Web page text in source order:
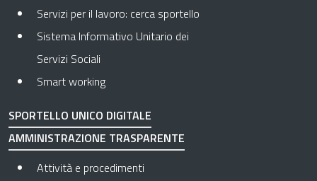
Servizi per il lavoro: cerca sportello
Sistema Informativo Unitario dei
Servizi Sociali
Smart working
SPORTELLO UNICO DIGITALE
AMMINISTRAZIONE TRASPARENTE
Attività e procedimenti